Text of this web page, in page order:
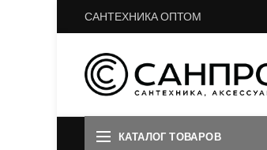
САНТЕХНИКА ОПТОМ
КАТАЛОГ ТОВАРОВ